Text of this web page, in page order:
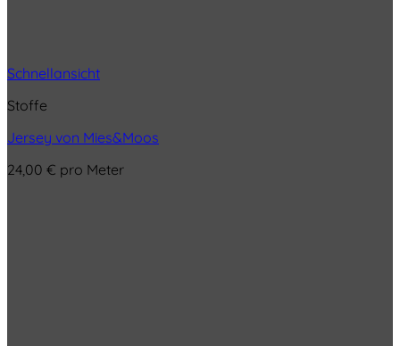
Schnellansicht
Stoffe
Jersey von Mies&Moos
24,00 € pro Meter